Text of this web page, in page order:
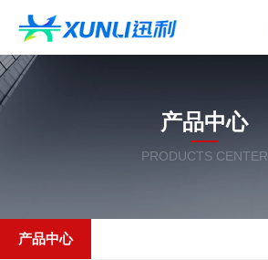
产品中心
PRODUCTS CENTER
产品中心